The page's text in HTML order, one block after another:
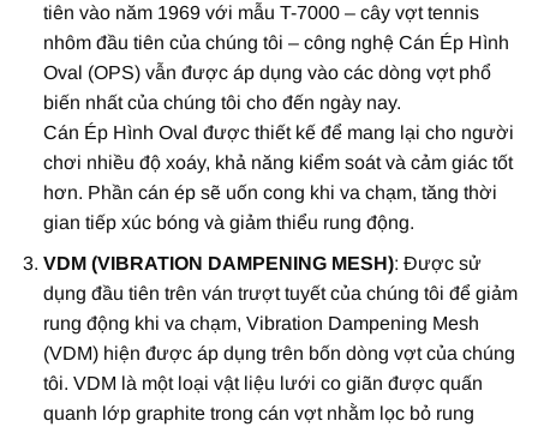
tiên vào năm 1969 với mẫu T-7000 – cây vợt tennis
nhôm đầu tiên của chúng tôi – công nghệ Cán Ép Hình
Oval (OPS) vẫn được áp dụng vào các dòng vợt phổ
biến nhất của chúng tôi cho đến ngày nay.
Cán Ép Hình Oval được thiết kế để mang lại cho người
chơi nhiều độ xoáy, khả năng kiểm soát và cảm giác tốt
hơn. Phần cán ép sẽ uốn cong khi va chạm, tăng thời
gian tiếp xúc bóng và giảm thiểu rung động.
VDM (VIBRATION DAMPENING MESH): Được sử
dụng đầu tiên trên ván trượt tuyết của chúng tôi để giảm
rung động khi va chạm, Vibration Dampening Mesh
(VDM) hiện được áp dụng trên bốn dòng vợt của chúng
tôi. VDM là một loại vật liệu lưới co giãn được quấn
quanh lớp graphite trong cán vợt nhằm lọc bỏ rung